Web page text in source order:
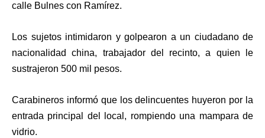
calle Bulnes con Ramírez.
Los sujetos intimidaron y golpearon a un ciudadano de
nacionalidad china, trabajador del recinto, a quien le
sustrajeron 500 mil pesos.
Carabineros informó que los delincuentes huyeron por la
entrada principal del local, rompiendo una mampara de
vidrio.